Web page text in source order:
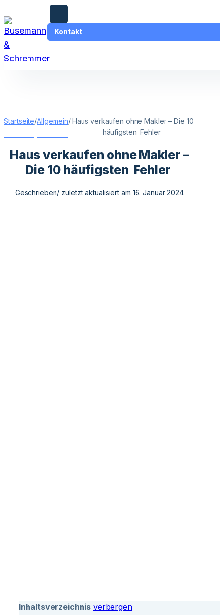
Zum Hauptinhalt springen Zum Footer springen
Wichtige Informationen für Hauskäufer & Eigentümer am 8. August
2026!
Kontakt
Startseite/Allgemein/Haus verkaufen ohne Makler – Die 10
häufigsten Fehler
Haus verkaufen ohne Makler –
Die 10 häufigsten Fehler
Geschrieben/ zuletzt aktualisiert am 16. Januar 2024
Inhaltsverzeichnis verbergen